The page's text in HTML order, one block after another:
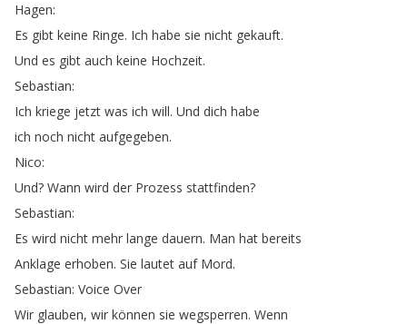
Hagen:
Es gibt keine Ringe. Ich habe sie nicht gekauft.
Und es gibt auch keine Hochzeit.
Sebastian:
Ich kriege jetzt was ich will. Und dich habe
ich noch nicht aufgegeben.
Nico:
Und? Wann wird der Prozess stattfinden?
Sebastian:
Es wird nicht mehr lange dauern. Man hat bereits
Anklage erhoben. Sie lautet auf Mord.
Sebastian: Voice Over
Wir glauben, wir können sie wegsperren. Wenn